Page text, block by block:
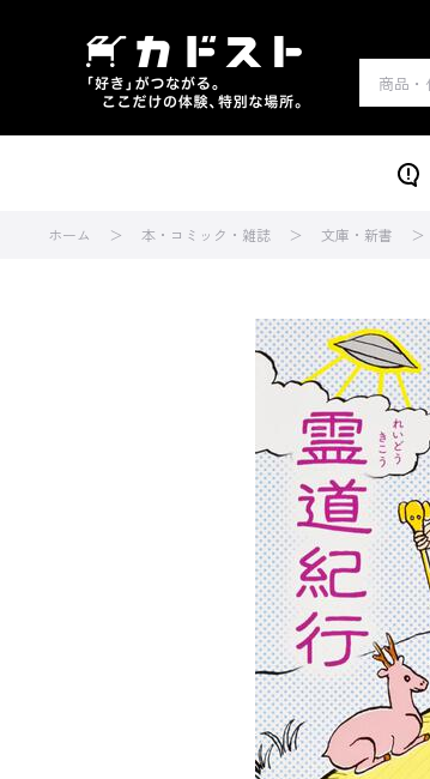
ホーム 本・コミック・雑誌 文庫・新書